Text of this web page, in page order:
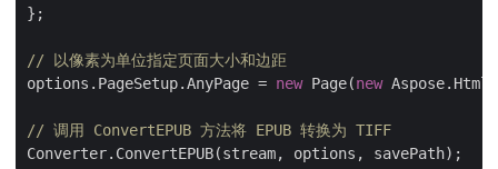
};
// 以像素为单位指定页面大小和边距
options.PageSetup.AnyPage = new Page(new
// 调用 ConvertEPUB 方法将 EPUB 转换为 TIFF